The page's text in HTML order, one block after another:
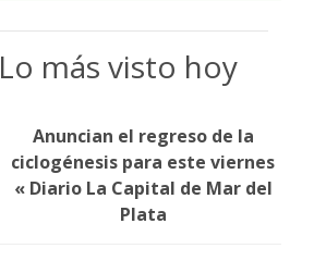
Lo más visto hoy
Anuncian el regreso de la
ciclogénesis para este viernes
« Diario La Capital de Mar del
Plata